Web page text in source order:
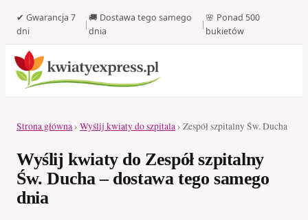
✔ Gwarancja 7
dni
|
🚚 Dostawa tego samego
dnia
|
🌸 Ponad 500
bukietów
Strona główna› Wyślij kwiaty do szpitala› Zespół szpitalny Św. Ducha
Wyślij kwiaty do Zespół szpitalny
Św. Ducha – dostawa tego samego
dnia